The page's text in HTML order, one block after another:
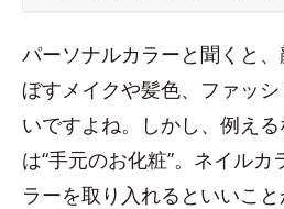
パーソナルカラーと聞くと
ぼすメイクや髪色、ファッ
いですよね。しかし、例え
は“手元のお化粧”。ネイル
ラーを取り入れるといいこ